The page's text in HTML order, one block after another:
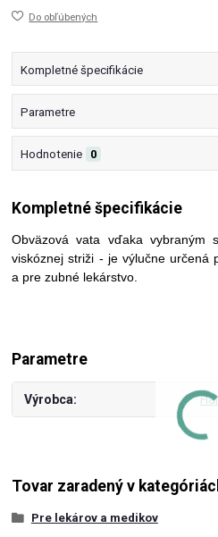
Do obľúbených
Kompletné špecifikácie
Parametre
Hodnotenie 0
Kompletné špecifikácie
Obväzová vata vďaka vybraným
viskóznej striži - je výlučne určená
a pre zubné lekárstvo.
Parametre
Výrobca
Tovar zaradený v
Pre lekárov a medikov